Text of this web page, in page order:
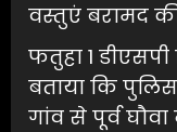
वस्तुएं बरामद
फतुहा 1
बताया कि
गांव से पूर्व